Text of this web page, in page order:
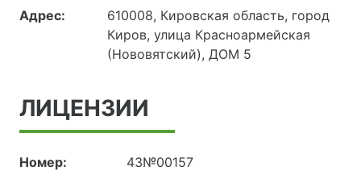
Адрес:
610008, Кировская область, город
Киров, улица Красноармейская
(Нововятский), ДОМ 5
ЛИЦЕНЗИИ
Номер:
43№00157